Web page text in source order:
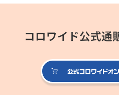
コロワイド公式通